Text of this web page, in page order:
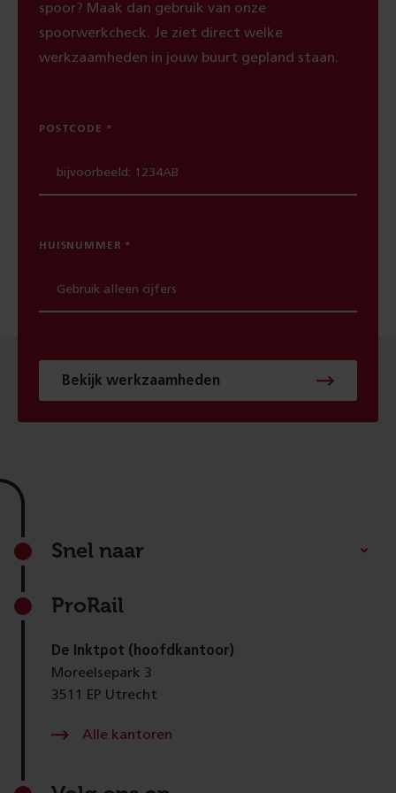
spoor? Maak dan gebruik van onze
spoorwerkcheck. Je ziet direct welke
werkzaamheden in jouw buurt gepland staan.
POSTCODE
HUISNUMMER
Bekijk werkzaamheden
Footer
Snel naar
ProRail
De Inktpot (hoofdkantoor)
Moreelsepark 3
3511 EP Utrecht
Alle kantoren